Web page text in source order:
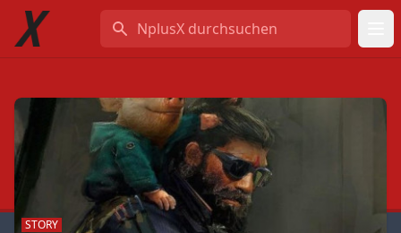
NplusX durchsuchen
STORY